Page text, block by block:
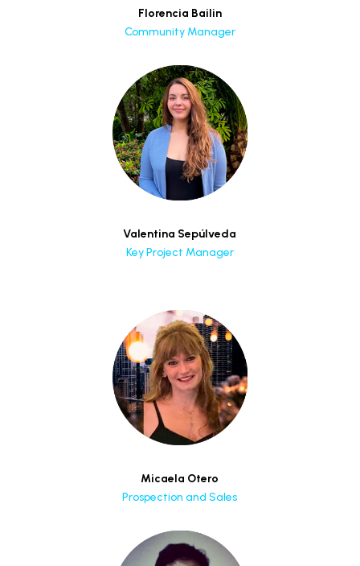
Florencia Bailin
Community Manager
Valentina Sepúlveda
Key Project Manager
Micaela Otero
Prospection and Sales